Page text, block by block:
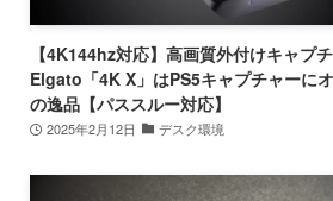
【4K144hz対応】高画質外付けキャプ
Elgato「4K X」はPS5キャプチャーに
の逸品【パススルー対応】
2025年2月12日 デスク環境